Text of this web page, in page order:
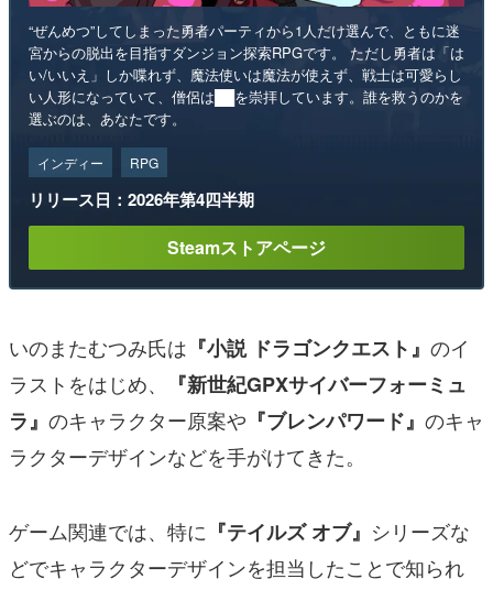
“ぜんめつ”してしまった勇者パーティから1人だけ選んで、ともに迷
宮からの脱出を目指すダンジョン探索RPGです。 ただし勇者は「は
い/いいえ」しか喋れず、魔法使いは魔法が使えず、戦士は可愛らし
い人形になっていて、僧侶は██を崇拝しています。誰を救うのかを
選ぶのは、あなたです。
インディー RPG
リリース日：2026年第4四半期
Steamストアページ
いのまたむつみ氏は 『小説 ドラゴンクエスト』 のイ
ラストをはじめ、
『新世紀GPXサイバーフォーミュ
ラ』 のキャラクター原案や 『ブレンパワード』 のキャ
ラクターデザインなどを手がけてきた。
ゲーム関連では、特に 『テイルズ オブ』 シリーズな
どでキャラクターデザインを担当したことで知られ